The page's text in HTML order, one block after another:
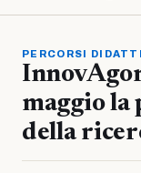
PERCORSI
maggio la
della